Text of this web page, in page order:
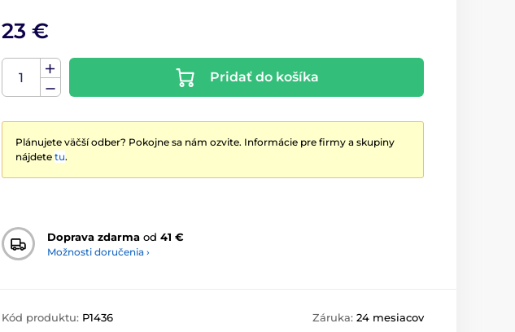
23 €
Pridať do košíka
Plánujete väčší odber? Pokojne sa nám ozvite. Informácie pre firmy a skupiny
nájdete tu.
Doprava zdarma od 41 €
Možnosti doručenia ›
Kód produktu: P1436 Záruka: 24 mesiacov